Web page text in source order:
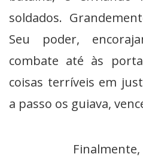
soldados.
Seu poder,
combate até às
coisas terríveis em
a passo os guiava,
Finalmente,